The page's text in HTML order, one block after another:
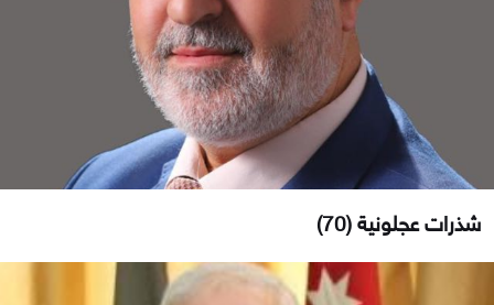
شذرات عجلونية (70)